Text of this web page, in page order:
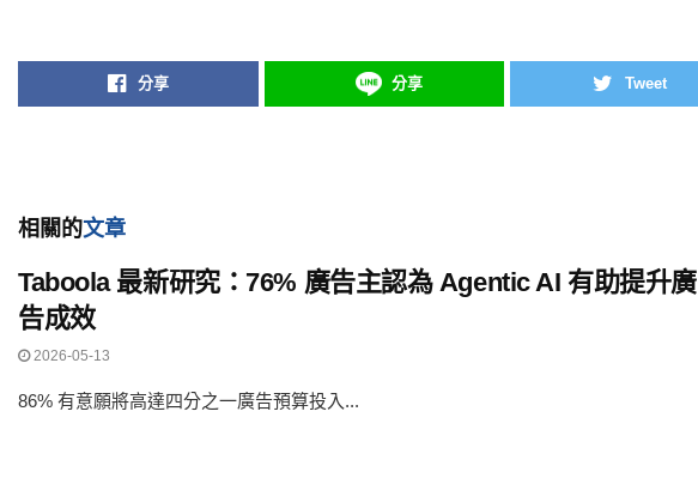
分享 分享 Tweet
相關的文章
Taboola 最新研究：76% 廣告主認為 Agentic AI 有助提升廣
告成效
2026-05-13
86% 有意願將高達四分之一廣告預算投入...